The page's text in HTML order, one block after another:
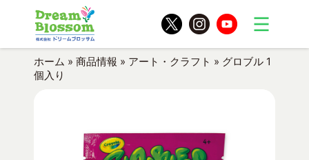
ホーム » 商品情報 » アート・クラフト » グロブル 1
個入り